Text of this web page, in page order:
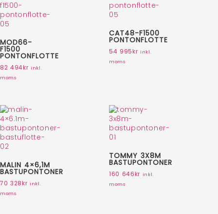
MOD66-
F1500
PONTONFLOTTE
82 494kr inkl.
moms
CAT48-F1500
PONTONFLOTTE
54 995kr inkl.
moms
MALIN 4×6,1M
BASTUPONTONER
70 328kr inkl.
moms
TOMMY 3X8M
BASTUPONTONER
160 646kr inkl.
moms